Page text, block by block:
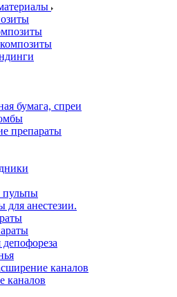
бумага, спреи
препараты
пульпы
анестезии.
каналов
каналов